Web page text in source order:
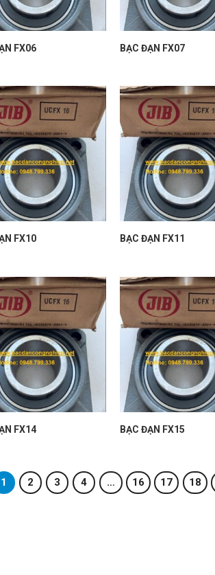
FX06 BẠC ĐẠN FX07
FX10 BẠC ĐẠN FX11
FX14 BẠC ĐẠN FX15
1 2 3 4 … 16 17 18